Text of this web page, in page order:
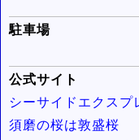
駐車場
公式サイト
シーサイドエクスプ
須磨の桜は敦盛桜